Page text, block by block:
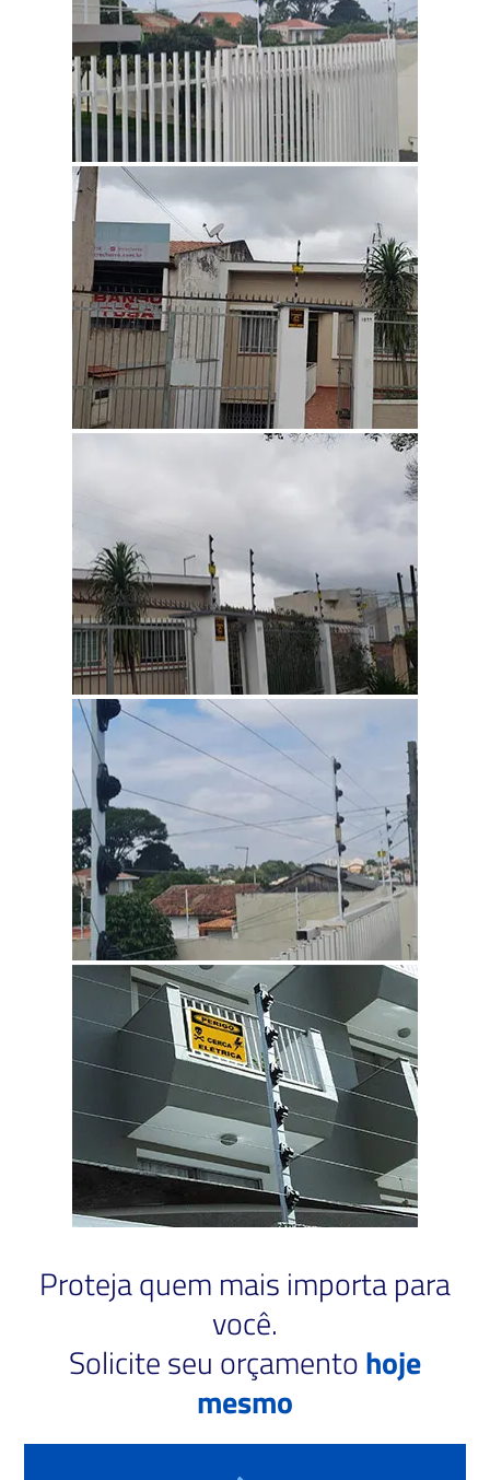
Proteja quem mais importa para
você.
Solicite seu orçamentohoje
mesmo